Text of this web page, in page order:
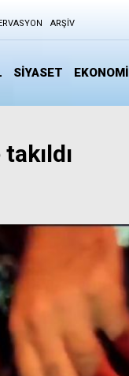
ARŞIV
SİYASET EKONOMİ